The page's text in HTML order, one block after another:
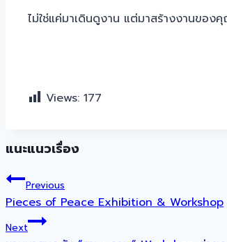
ไม่ใช่แค่มาเดินดูงาน แต่มาสร้างงานขอ
Views: 177
แนะแนวเรื่อง
Previous
Pieces of Peace Exhibition & Workshop
Next